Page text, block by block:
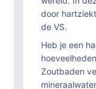
door
de VS.
Heb je een
Zoutbaden